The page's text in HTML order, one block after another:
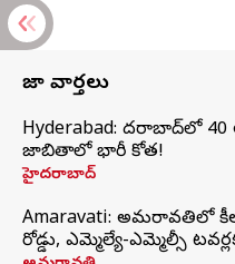
తాజా వార్తలు
Hyderabad: హైదరాబాద్‌లో 40
జాబితాలో భారీ కోత!
హైదరాబాద్
Amaravati: అమరావతిలో
రోడ్డు, ఎమ్మెల్యే-ఎమ్మెల్సీ